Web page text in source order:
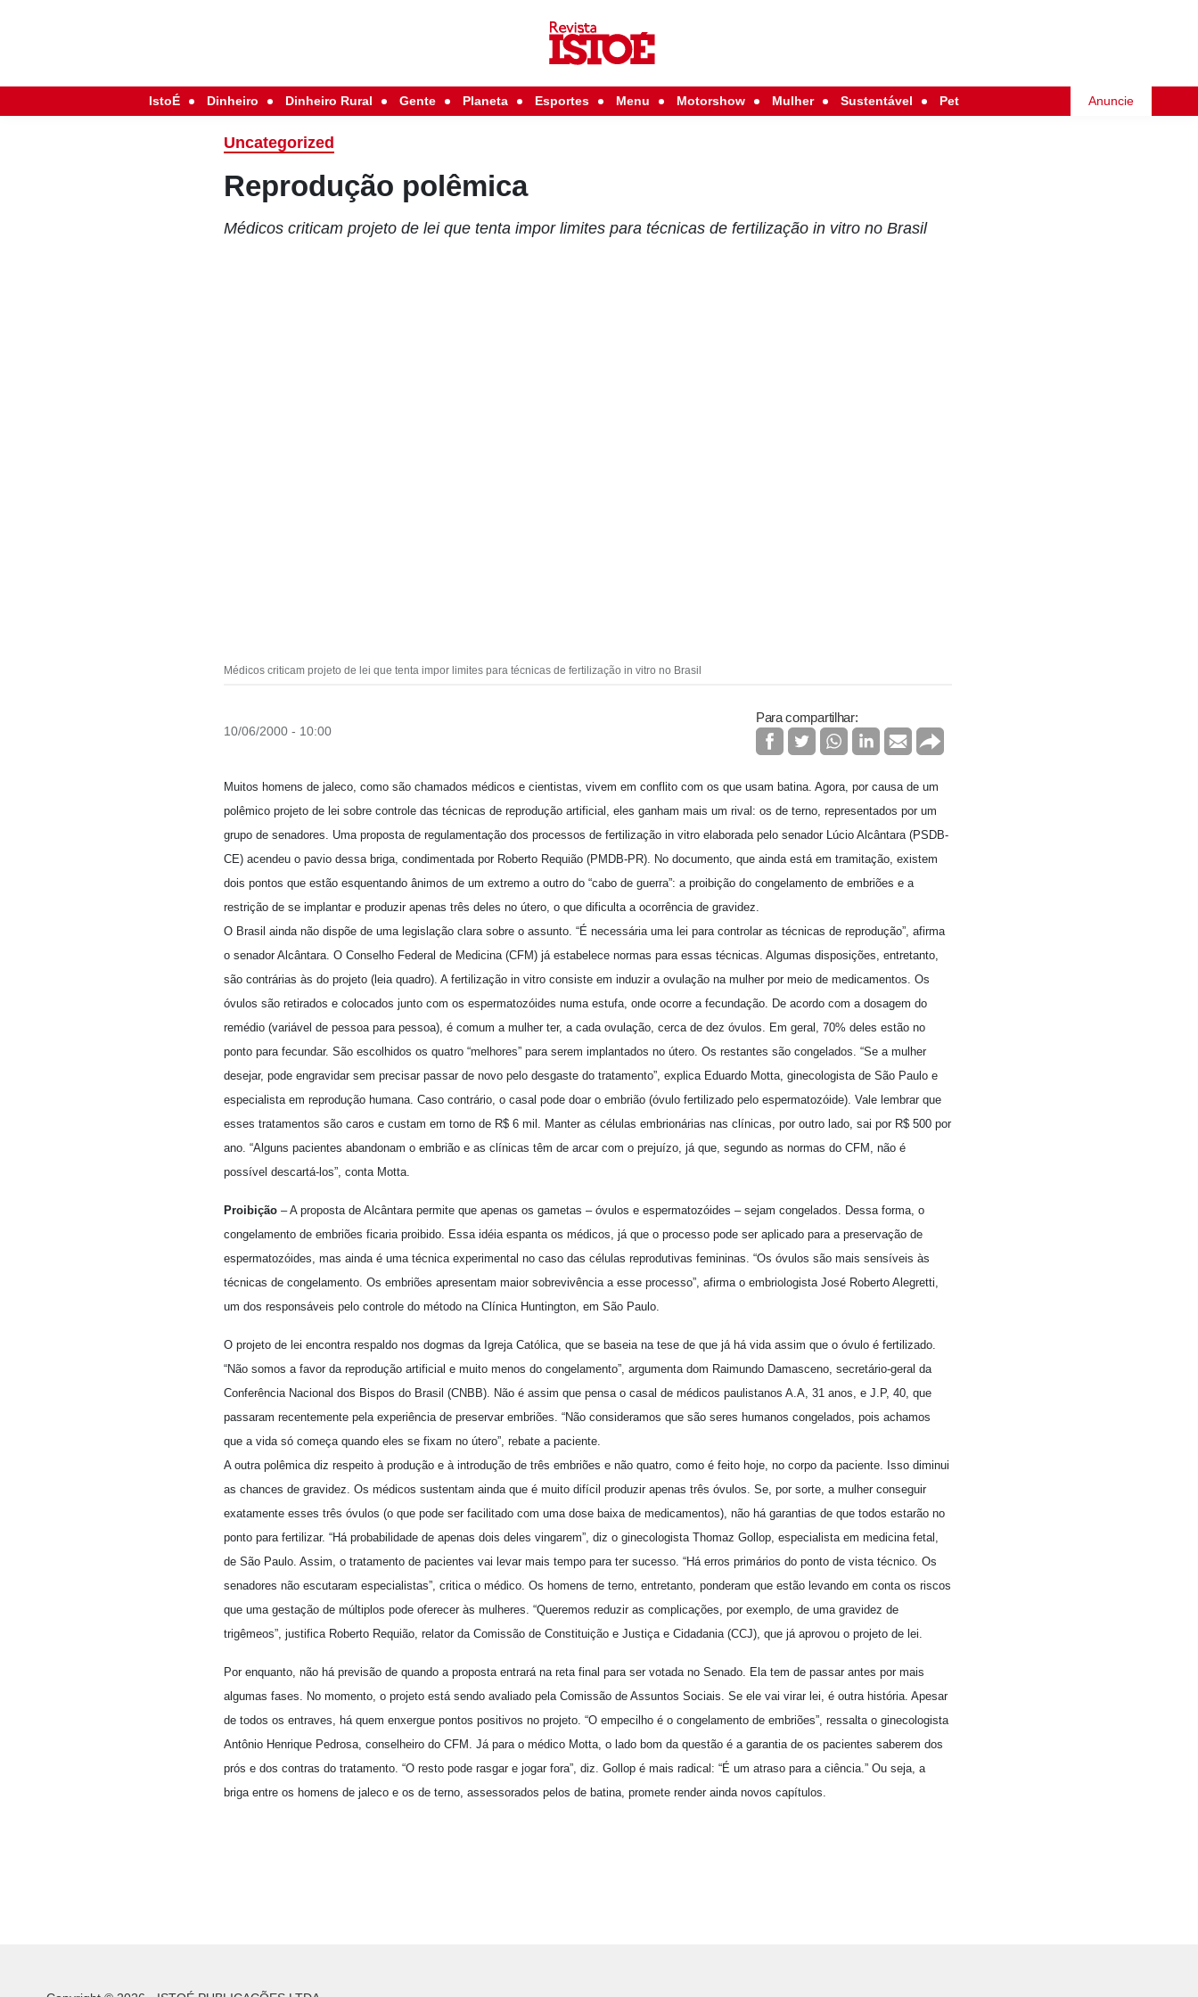
IstoÉ Dinheiro Dinheiro Rural Gente Planeta Esportes Menu Motorshow Mulher Sustentável Pet Anuncie
Uncategorized
Reprodução polêmica
Médicos criticam projeto de lei que tenta impor limites para técnicas de fertilização in vitro no Brasil
Médicos criticam projeto de lei que tenta impor limites para técnicas de fertilização in vitro no Brasil
10/06/2000 - 10:00
Para compartilhar:
Muitos homens de jaleco, como são chamados médicos e cientistas, vivem em conflito com os que usam batina. Agora, por causa de um
polêmico projeto de lei sobre controle das técnicas de reprodução artificial, eles ganham mais um rival: os de terno, representados por um
grupo de senadores. Uma proposta de regulamentação dos processos de fertilização in vitro elaborada pelo senador Lúcio Alcântara (PSDB-
CE) acendeu o pavio dessa briga, condimentada por Roberto Requião (PMDB-PR). No documento, que ainda está em tramitação, existem
dois pontos que estão esquentando ânimos de um extremo a outro do “cabo de guerra”: a proibição do congelamento de embriões e a
restrição de se implantar e produzir apenas três deles no útero, o que dificulta a ocorrência de gravidez.
O Brasil ainda não dispõe de uma legislação clara sobre o assunto. “É necessária uma lei para controlar as técnicas de reprodução”, afirma
o senador Alcântara. O Conselho Federal de Medicina (CFM) já estabelece normas para essas técnicas. Algumas disposições, entretanto,
são contrárias às do projeto (leia quadro). A fertilização in vitro consiste em induzir a ovulação na mulher por meio de medicamentos. Os
óvulos são retirados e colocados junto com os espermatozóides numa estufa, onde ocorre a fecundação. De acordo com a dosagem do
remédio (variável de pessoa para pessoa), é comum a mulher ter, a cada ovulação, cerca de dez óvulos. Em geral, 70% deles estão no
ponto para fecundar. São escolhidos os quatro “melhores” para serem implantados no útero. Os restantes são congelados. “Se a mulher
desejar, pode engravidar sem precisar passar de novo pelo desgaste do tratamento”, explica Eduardo Motta, ginecologista de São Paulo e
especialista em reprodução humana. Caso contrário, o casal pode doar o embrião (óvulo fertilizado pelo espermatozóide). Vale lembrar que
esses tratamentos são caros e custam em torno de R$ 6 mil. Manter as células embrionárias nas clínicas, por outro lado, sai por R$ 500 por
ano. “Alguns pacientes abandonam o embrião e as clínicas têm de arcar com o prejuízo, já que, segundo as normas do CFM, não é
possível descartá-los”, conta Motta.
Proibição – A proposta de Alcântara permite que apenas os gametas – óvulos e espermatozóides – sejam congelados. Dessa forma, o
congelamento de embriões ficaria proibido. Essa idéia espanta os médicos, já que o processo pode ser aplicado para a preservação de
espermatozóides, mas ainda é uma técnica experimental no caso das células reprodutivas femininas. “Os óvulos são mais sensíveis às
técnicas de congelamento. Os embriões apresentam maior sobrevivência a esse processo”, afirma o embriologista José Roberto Alegretti,
um dos responsáveis pelo controle do método na Clínica Huntington, em São Paulo.
O projeto de lei encontra respaldo nos dogmas da Igreja Católica, que se baseia na tese de que já há vida assim que o óvulo é fertilizado.
“Não somos a favor da reprodução artificial e muito menos do congelamento”, argumenta dom Raimundo Damasceno, secretário-geral da
Conferência Nacional dos Bispos do Brasil (CNBB). Não é assim que pensa o casal de médicos paulistanos A.A, 31 anos, e J.P, 40, que
passaram recentemente pela experiência de preservar embriões. “Não consideramos que são seres humanos congelados, pois achamos
que a vida só começa quando eles se fixam no útero”, rebate a paciente.
A outra polêmica diz respeito à produção e à introdução de três embriões e não quatro, como é feito hoje, no corpo da paciente. Isso diminui
as chances de gravidez. Os médicos sustentam ainda que é muito difícil produzir apenas três óvulos. Se, por sorte, a mulher conseguir
exatamente esses três óvulos (o que pode ser facilitado com uma dose baixa de medicamentos), não há garantias de que todos estarão no
ponto para fertilizar. “Há probabilidade de apenas dois deles vingarem”, diz o ginecologista Thomaz Gollop, especialista em medicina fetal,
de São Paulo. Assim, o tratamento de pacientes vai levar mais tempo para ter sucesso. “Há erros primários do ponto de vista técnico. Os
senadores não escutaram especialistas”, critica o médico. Os homens de terno, entretanto, ponderam que estão levando em conta os riscos
que uma gestação de múltiplos pode oferecer às mulheres. “Queremos reduzir as complicações, por exemplo, de uma gravidez de
trigêmeos”, justifica Roberto Requião, relator da Comissão de Constituição e Justiça e Cidadania (CCJ), que já aprovou o projeto de lei.
Por enquanto, não há previsão de quando a proposta entrará na reta final para ser votada no Senado. Ela tem de passar antes por mais
algumas fases. No momento, o projeto está sendo avaliado pela Comissão de Assuntos Sociais. Se ele vai virar lei, é outra história. Apesar
de todos os entraves, há quem enxergue pontos positivos no projeto. “O empecilho é o congelamento de embriões”, ressalta o ginecologista
Antônio Henrique Pedrosa, conselheiro do CFM. Já para o médico Motta, o lado bom da questão é a garantia de os pacientes saberem dos
prós e dos contras do tratamento. “O resto pode rasgar e jogar fora”, diz. Gollop é mais radical: “É um atraso para a ciência.” Ou seja, a
briga entre os homens de jaleco e os de terno, assessorados pelos de batina, promete render ainda novos capítulos.